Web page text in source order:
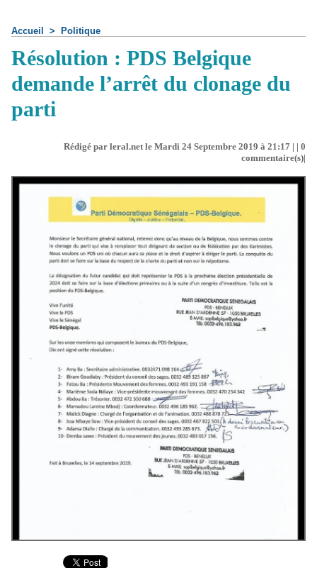
Accueil > Politique
Résolution : PDS Belgique
demande l’arrêt du clonage du
parti
Rédigé par leral.net le Mardi 24 Septembre 2019 à 21:17 | | 0
commentaire(s)|